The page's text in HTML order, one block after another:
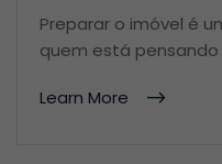
Preparar o imóvel é
quem está
Learn More